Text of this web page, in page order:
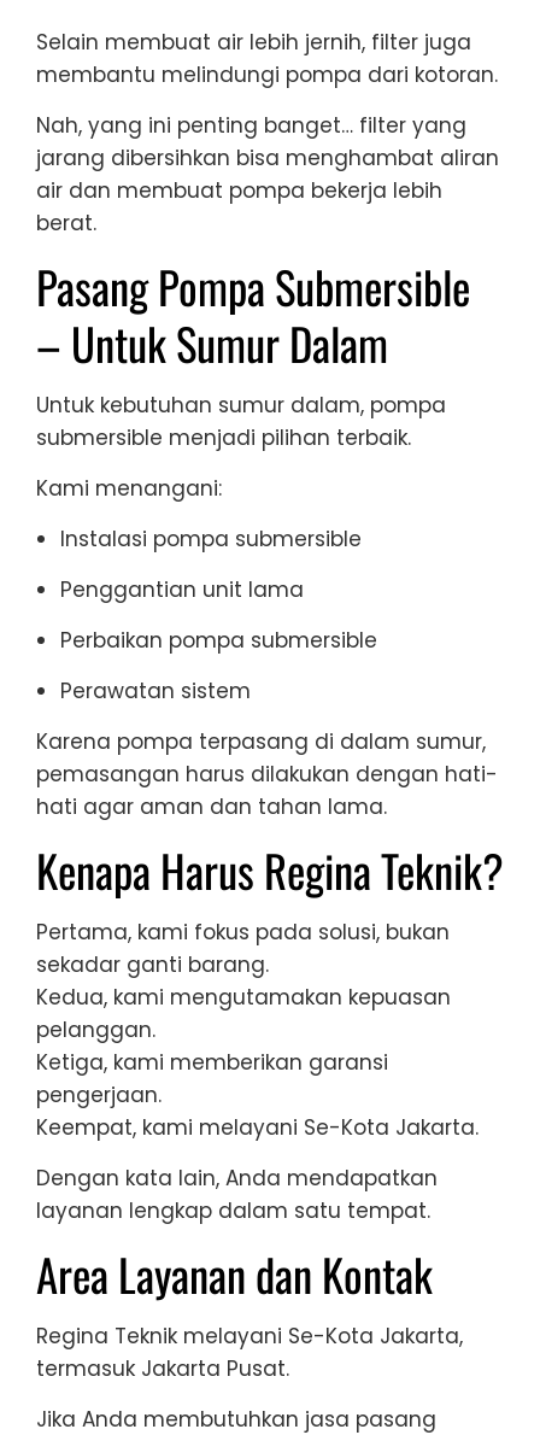
Selain membuat air lebih jernih, filter juga
membantu melindungi pompa dari kotoran.
Nah, yang ini penting banget… filter yang
jarang dibersihkan bisa menghambat aliran
air dan membuat pompa bekerja lebih
berat.
Pasang Pompa Submersible
– Untuk Sumur Dalam
Untuk kebutuhan sumur dalam, pompa
submersible menjadi pilihan terbaik.
Kami menangani:
Instalasi pompa submersible
Penggantian unit lama
Perbaikan pompa submersible
Perawatan sistem
Karena pompa terpasang di dalam sumur,
pemasangan harus dilakukan dengan hati-
hati agar aman dan tahan lama.
Kenapa Harus Regina Teknik?
Pertama, kami fokus pada solusi, bukan
sekadar ganti barang.
Kedua, kami mengutamakan kepuasan
pelanggan.
Ketiga, kami memberikan garansi
pengerjaan.
Keempat, kami melayani Se-Kota Jakarta.
Dengan kata lain, Anda mendapatkan
layanan lengkap dalam satu tempat.
Area Layanan dan Kontak
Regina Teknik melayani Se-Kota Jakarta,
termasuk Jakarta Pusat.
Jika Anda membutuhkan jasa pasang